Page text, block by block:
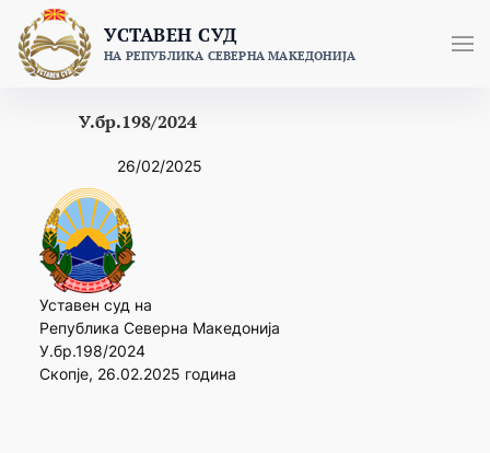
content
УСТАВЕН СУД
НА РЕПУБЛИКА СЕВЕРНА МАКЕДОНИЈА
У.бр.198/2024
26/02/2025
Уставен суд на
Република Северна Македонија
У.бр.198/2024
Скопје, 26.02.2025 година